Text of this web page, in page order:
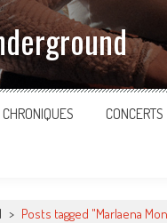
CHRONIQUES CONCERTS
> Posts tagged "Marlaena